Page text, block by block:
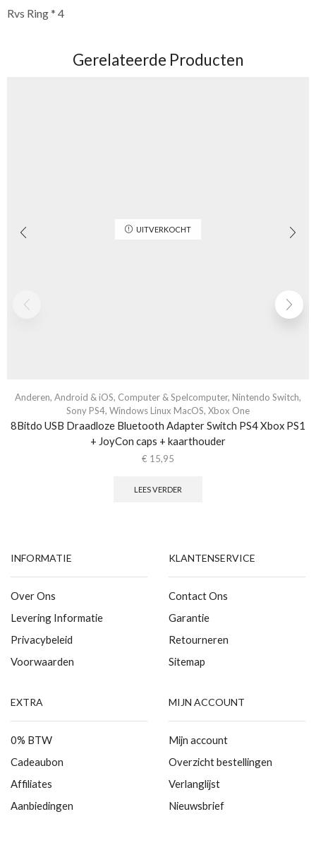
Rvs Ring * 4
Gerelateerde Producten
UITVERKOCHT
Anderen, Android & iOS, Computer & Spelcomputer, Nintendo Switch,
Sony PS4, Windows Linux MacOS, Xbox One
8Bitdo USB Draadloze Bluetooth Adapter Switch PS4 Xbox PS1
+ JoyCon caps + kaarthouder
€ 15,95
LEES VERDER
INFORMATIE
Over Ons
Levering Informatie
Privacybeleid
Voorwaarden
KLANTENSERVICE
Contact Ons
Garantie
Retourneren
Sitemap
EXTRA
0% BTW
Cadeaubon
Affiliates
Aanbiedingen
MIJN ACCOUNT
Mijn account
Overzicht bestellingen
Verlanglijst
Nieuwsbrief